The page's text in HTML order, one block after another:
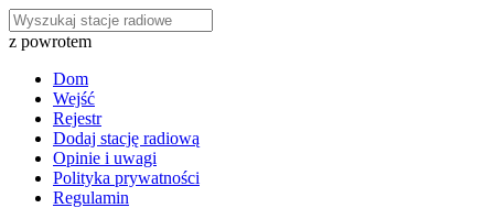
z powrotem
Dom
Wejść
Rejestr
Dodaj stację radiową
Opinie i uwagi
Polityka prywatności
Regulamin